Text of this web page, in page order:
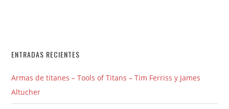
ENTRADAS RECIENTES
Armas de titanes – Tools of Titans – Tim Ferriss y James
Altucher